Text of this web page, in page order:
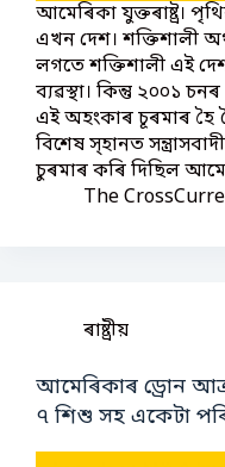
আমেৰিকা যুক্তৰাষ্ট্ৰ।
এখন দেশ। শক্তিশালী
লগতে শক্তিশালী এই
ব্যৱস্থা। কিন্তু ২০০১
এই অহংকাৰ চূৰমাৰ হৈ
বিশেষ স্হানত
চুৰমাৰ কৰি দিছিল
The
ৰাষ্ট্ৰীয়
আমেৰিকাৰ ড্ৰোন
৭ শিশু সহ একেটা